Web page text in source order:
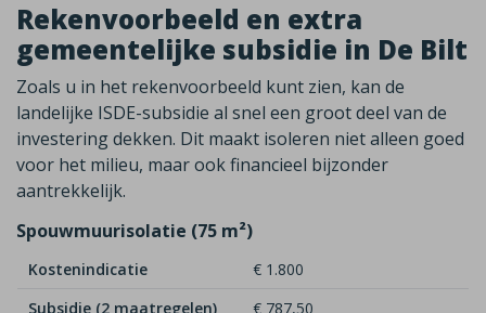
Rekenvoorbeeld en extra
gemeentelijke subsidie in De Bilt
Zoals u in het rekenvoorbeeld kunt zien, kan de
landelijke ISDE-subsidie al snel een groot deel van de
investering dekken. Dit maakt isoleren niet alleen goed
voor het milieu, maar ook financieel bijzonder
aantrekkelijk.
Spouwmuurisolatie (75 m²)
Kostenindicatie
€ 1.800
Subsidie (2 maatregelen)
€ 787,50